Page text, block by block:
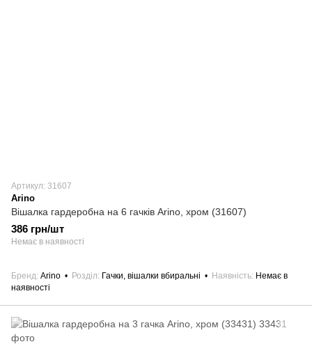
Артикул: 31607
Arino
Вішалка гардеробна на 6 гачків Arino, хром (31607)
386 грн/шт
Немає в наявності
Бренд Arino Розділ Гачки, вішалки вбиральні Наявність Немає в
наявності